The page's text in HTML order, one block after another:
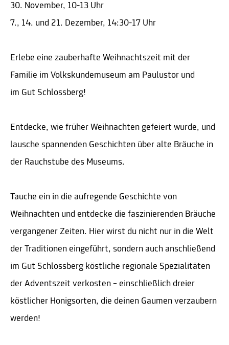
30. November, 10-13 Uhr
7., 14. und 21. Dezember, 14:30-17 Uhr
Erlebe eine zauberhafte Weihnachtszeit mit der
Familie im Volkskundemuseum am Paulustor und
im Gut Schlossberg!
Entdecke, wie früher Weihnachten gefeiert wurde, und
lausche spannenden Geschichten über alte Bräuche in
der Rauchstube des Museums.
Tauche ein in die aufregende Geschichte von
Weihnachten und entdecke die faszinierenden Bräuche
vergangener Zeiten. Hier wirst du nicht nur in die Welt
der Traditionen eingeführt, sondern auch anschließend
im Gut Schlossberg köstliche regionale Spezialitäten
der Adventszeit verkosten – einschließlich dreier
köstlicher Honigsorten, die deinen Gaumen verzaubern
werden!